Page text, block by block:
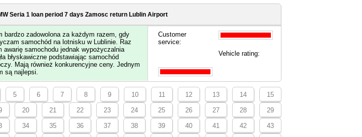
Seria 1 loan period 7 days Zamosc return Lublin Airport
bardzo zadowolona za każdym razem, gdy
samochód na lotnisku w Lublinie. Raz
awarię samochodu jednak wypożyczalnia
błyskawiczne podstawiając samochód
Mają również konkurencyjne ceny. Jednym
są najlepsi.
Customer
service:
Vehicle rating:
5 6 7 8 9 10 11 12 13 14 15
20 21 22 23 24 25 26 27 28 29
34 35 36 37 38 39 40 41 42 43